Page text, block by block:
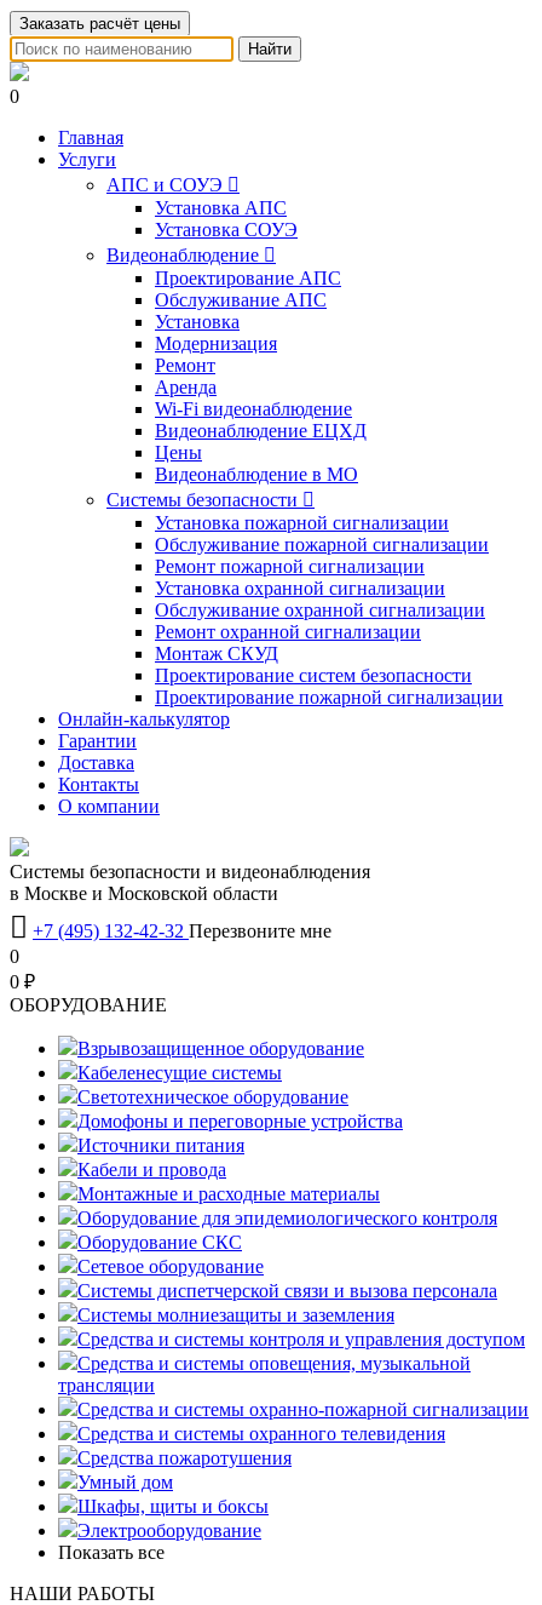
Заказать расчёт цены
Найти
0
Главная
Услуги
АПС и СОУЭ 
Установка АПС
Установка СОУЭ
Видеонаблюдение 
Проектирование АПС
Обслуживание АПС
Установка
Модернизация
Ремонт
Аренда
Wi-Fi видеонаблюдение
Видеонаблюдение ЕЦХД
Цены
Видеонаблюдение в МО
Системы безопасности 
Установка пожарной сигнализации
Обслуживание пожарной сигнализации
Ремонт пожарной сигнализации
Установка охранной сигнализации
Обслуживание охранной сигнализации
Ремонт охранной сигнализации
Монтаж СКУД
Проектирование систем безопасности
Проектирование пожарной сигнализации
Онлайн-калькулятор
Гарантии
Доставка
Контакты
О компании
Системы безопасности и видеонаблюдения
в Москве и Московской области
 +7 (495) 132-42-32 Перезвоните мне
0
0 ₽
OБОРУДОВАНИЕ
Взрывозащищенное оборудование
Кабеленесущие системы
Светотехническое оборудование
Домофоны и переговорные устройства
Источники питания
Кабели и провода
Монтажные и расходные материалы
Оборудование для эпидемиологического контроля
Оборудование СКС
Сетевое оборудование
Системы диспетчерской связи и вызова персонала
Системы молниезащиты и заземления
Средства и системы контроля и управления доступом
Средства и системы оповещения, музыкальной
трансляции
Средства и системы охранно-пожарной сигнализации
Средства и системы охранного телевидения
Средства пожаротушения
Умный дом
Шкафы, щиты и боксы
Электрооборудование
Показать все
НАШИ РАБОТЫ